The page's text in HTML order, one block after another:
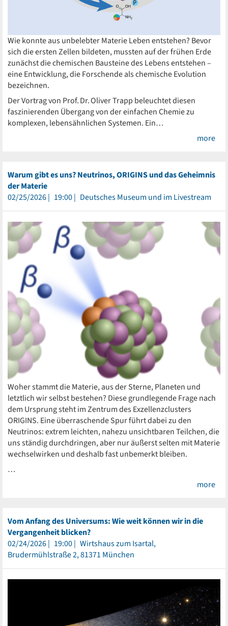
Wie konnte aus unbelebter Materie Leben entstehen? Bevor
sich die ersten Zellen bildeten, mussten auf der frühen Erde
zunächst die chemischen Bausteine des Lebens entstehen –
eine Entwicklung, die Forschende als chemische Evolution
bezeichnen.
Der Vortrag von Prof. Dr. Oliver Trapp beleuchtet diesen
faszinierenden Übergang von der einfachen Chemie zu
komplexen, lebensähnlichen Systemen. Ein…
more
Warum gibt es uns? Neutrinos, ORIGINS und das Geheimnis
der Materie
02/25/2026
19:00 Deutsches Museum und im Livestream
Woher stammt die Materie, aus der Sterne, Planeten und
letztlich wir selbst bestehen? Diese grundlegende Frage nach
dem Ursprung steht im Zentrum des Exzellenzclusters
ORIGINS. Eine überraschende Spur führt dabei zu den
Neutrinos: extrem leichten, nahezu unsichtbaren Teilchen, die
uns ständig durchdringen, aber nur äußerst selten mit Materie
wechselwirken und deshalb fast unbemerkt bleiben.
…
more
Vom Anfang des Universums: Wie weit können wir in die
Vergangenheit blicken?
02/24/2026
19:00
Wirtshaus zum Isartal,
Brudermühlstraße 2, 81371 München